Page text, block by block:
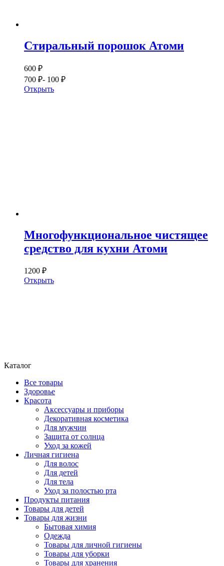
Cтиральный порошок Атоми
600 ₽
700 ₽- 100 ₽
Открыть
Многофункциональное чистящее
средство для кухни Атоми
1200 ₽
Открыть
Каталог
Все товары
Здоровье
Красота
Аксессуары и приборы
Декоративная косметика
Для мужчин
Защита от солнца
Уход за кожей
Личная гигиена
Для волос
Для детей
Для тела
Уход за полостью рта
Продукты питания
Товары для детей
Товары для жизни
Бытовая химия
Одежда
Товары для личной гигиены
Товары для уборки
Товары для хранения